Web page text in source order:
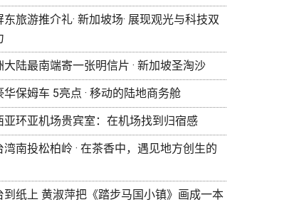
东旅游推介礼· 新加坡场· 展现观光与科技双
大陆最南端寄一张明信片 · 新加坡圣淘沙
华保姆车 5亮点 · 移动的陆地商务舱
亚环亚机场贵宾室：在机场找到归宿感
湾南投松柏岭 · 在茶香中，遇见地方创生的
到纸上 黄淑萍把《踏步马国小镇》画成一本